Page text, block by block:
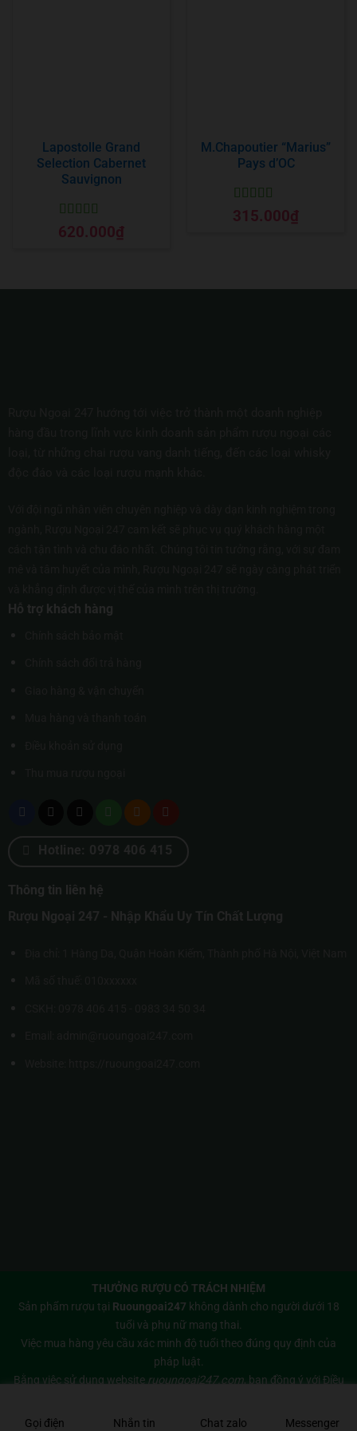
Lapostolle Grand
Selection Cabernet
Sauvignon
Được xếp
hạng55 sao
620.000₫
M.Chapoutier “Marius”
Pays d’OC
Được xếp
hạng55 sao
315.000₫
Hỗ trợ khách hàng
Hotline: 0978 406 415
Thông tin liên hệ
Rượu Ngoại 247 - Nhập Khẩu Uy Tín Chất Lượng
THƯỞNG RƯỢU CÓ TRÁCH NHIỆM
Sản phẩm rượu tại Ruoungoai247 không dành cho người dưới 18
tuổi và phụ nữ mang thai.
Việc mua hàng yêu cầu xác minh độ tuổi theo đúng quy định của
pháp luật.
Bằng việc sử dụng website ruoungoai247.com, bạn đồng ý với Điều
Copyright 2026 © Bản quyền thuộc về
Rượu Ngoại 247
Gọi điện Nhắn tin Chat zalo Messenger